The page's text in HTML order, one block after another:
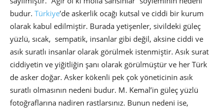
budur. Türkiye’de askerlik ocağı kutsal ve ciddi bir kurum
olarak kabul edilmiştir. Burada yetişenler, sivildeki güleç
yüzlü, sıcak, sempatik, insanlar gibi değil, aksine ciddi ve
asık suratlı insanlar olarak görülmek istenmiştir. Asık surat
ciddiyetin ve yiğitliğin şanı olarak görülmüştür ve her Türk
de asker doğar. Asker kökenli pek çok yöneticinin asık
suratlı olmasının nedeni budur. M. Kemal’in güleç yüzlü
fotoğraflarına nadiren rastlarsınız. Bunun nedeni ise,